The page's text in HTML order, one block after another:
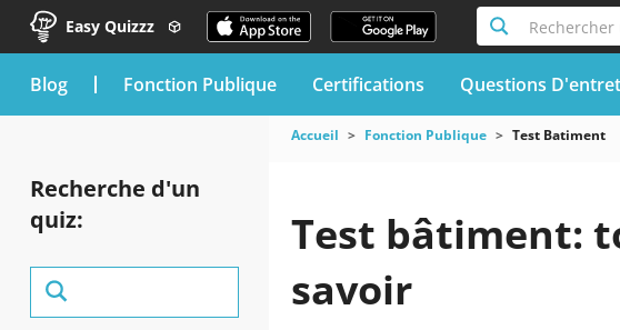
Easy Quizzz
blog Fonction Publique Certifications Questions
Recherche d'un
quiz:
Accueil Fonction Publique Test Batiment
Test bâtiment:
savoir